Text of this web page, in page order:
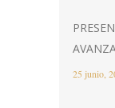
25 junio,